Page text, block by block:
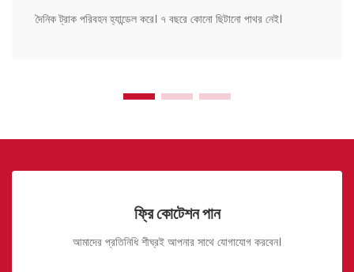
দৈনিক ট্রাক পরিবহন হ্যান্ডেল করে। ৭ বছরে কোনো ছিটানো পাথর নেই।
ফ্রি কোটেশন পান
আমাদের প্রতিনিধি শীঘ্রই আপনার সাথে যোগাযোগ করবেন।